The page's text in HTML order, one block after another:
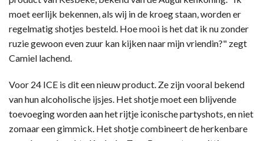
moet eerlijk bekennen, als wij in de kroeg staan, worden er
regelmatig shotjes besteld. Hoe mooi is het dat ik nu zonder
ruzie gewoon even zuur kan kijken naar mijn vriendin?" zegt
Camiel lachend.
Voor 24 ICE is dit een nieuw product. Ze zijn vooral bekend
van hun alcoholische ijsjes. Het shotje moet een blijvende
toevoeging worden aan het rijtje iconische partyshots, en niet
zomaar een gimmick. Het shotje combineert de herkenbare